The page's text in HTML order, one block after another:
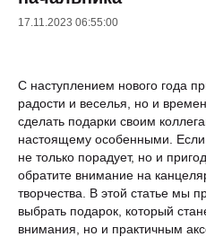
17.11.2023 06:55:00
С наступлением нового года
радости и веселья, но и
сделать подарки своим
настоящему особенными.
не только порадует, но и
обратите внимание на
творчества. В этой статье мы
выбрать подарок, который
внимания, но и практичным